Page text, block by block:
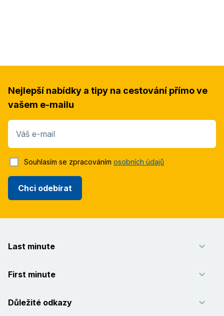
Nejlepší nabídky a tipy na cestování přímo ve
vašem e-mailu
Váš e-mail
Chci odebírat
Souhlasím se zpracováním osobních údajů
Last minute
First minute
Důležité odkazy